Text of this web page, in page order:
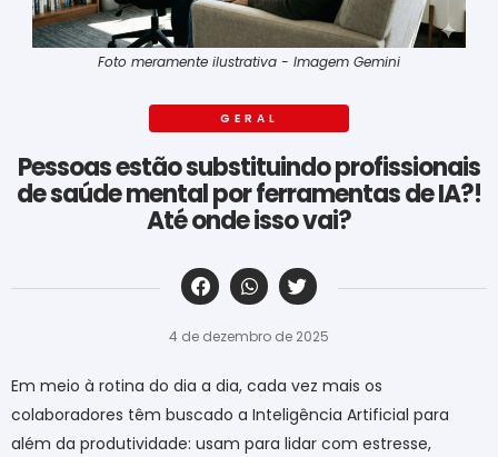
Foto meramente ilustrativa - Imagem Gemini
GERAL
Pessoas estão substituindo profissionais
de saúde mental por ferramentas de IA?!
Até onde isso vai?
‎ ‎ ‎ ‎ ‎ ‎ ‎ ‎ ‎ ‎ ‎ ‎ ‎ ‎ ‎ ‎ ‎ ‎ ‎ ‎ ‎ ‎ ‎ ‎ ‎ ‎ ‎ ‎ ‎ ‎ ‎
4 de dezembro de 2025
Em meio à rotina do dia a dia, cada vez mais os
colaboradores têm buscado a Inteligência Artificial para
além da produtividade: usam para lidar com estresse,